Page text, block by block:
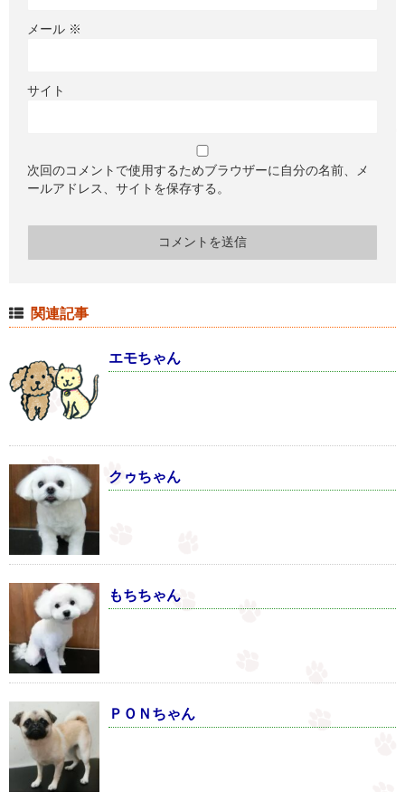
メール ※
サイト
次回のコメントで使用するためブラウザーに自分の名前、メ
ールアドレス、サイトを保存する。
関連記事
エモちゃん
クゥちゃん
もちちゃん
ＰＯＮちゃん